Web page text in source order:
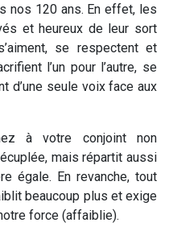
nos 120 ans. En effet, les
et heureux de leur sort
se respectent et
l’un pour l’autre, se
d’une seule voix face aux
à votre conjoint non
mais répartit aussi
égale. En revanche, tout
beaucoup plus et exige
force (affaiblie).